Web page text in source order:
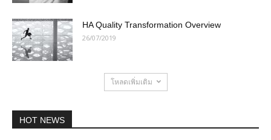
HA Quality Transformation Overview
26/07/2019
โหลดเพิ่มเติม
HOT NEWS